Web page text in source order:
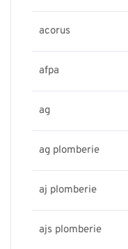
acorus
afpa
ag
ag plomberie
aj plomberie
ajs plomberie